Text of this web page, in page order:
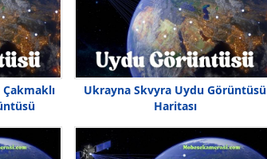
Ukrayna Skvyra Uydu Görüntüsü
Haritası